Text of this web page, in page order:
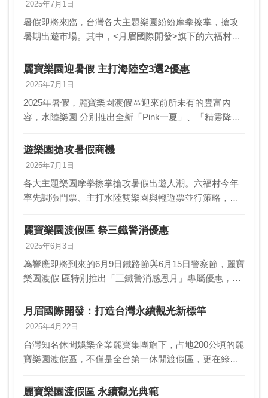
2025年7月1日
暑假即將來臨，台灣各大主題樂園紛紛摩拳擦掌，搶攻
暑期出遊市場。其中，<月眉國際開發>旗下的六福村今
策略，積極吸引消費者。六福村設定今年目標吸引40萬
人…
麗寶樂園迎暑假 主打海陸空3選2優惠
2025年7月1日
2025年暑假，麗寶樂園渡假區迎來前所未有的豐富內
容，水陸樂園 分別推出全新「Pink一夏」、「精靈降
購買探索世界或馬拉灣任一票種後，只需加 價1…
遊樂園搶攻暑假商機
2025年7月1日
各大主題樂園摩拳擦掌搶攻暑假出遊人潮。六福村今年
率先調漲門票、主打水陸雙樂園與輕遊票並行策略，目
大玩水體驗，拚業績成長10~20%；麗寶樂園主打「海…
麗寶樂園渡假區 祭三鐵警消優惠
2025年6月3日
為響應即將到來的6月9日鐵路節與6月15日警察節，麗寶
樂園渡假 區特別推出「三鐵警消感恩月」專屬優惠，自
只要150元優惠價。凡全台現職高鐵、台…
月眉國際開發：打造台灣永續觀光新標竿
2025年4月22日
台灣知名休閒娛樂企業麗寶集團旗下，占地200公頃的麗
寶樂園渡假區，不僅是全台第一休閒渡假區，更在綠色
雙樂園、麗寶國際賽車場、麗寶OUTLET、麗寶福容…
麗寶樂園渡假區 永續觀光典範